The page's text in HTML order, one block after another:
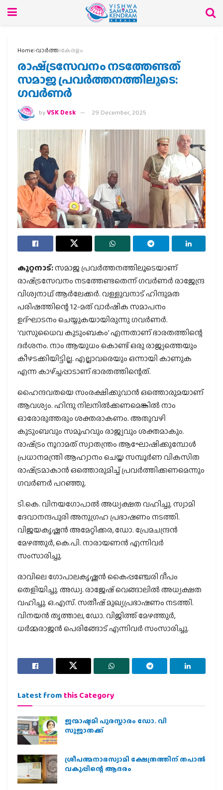
Home വാര്‍ത്ത കേരളം
രാഷ്‌ട്രസേവനം നടത്തേണ്ടത്
സമാജ പ്രവര്‍ത്തനത്തിലൂടെ:
ഗവര്‍ണര്‍
byVSK Desk 29 December, 2025
കൂറ്റനാട്:സമാജ പ്രവര്‍ത്തനത്തിലൂടെയാണ്
രാഷ്‌ട്രസേവനം നടത്തേണ്ടതെന്ന് ഗവര്‍ണര്‍ രാജേന്ദ്ര
വിശ്വനാഥ് ആര്‍ലേക്കര്‍. വള്ളുവനാട് ഹിന്ദുമത
പരിഷത്തിന്റെ 12-മത് വാര്‍ഷിക സമാപനം
ഉദ്ഘാടനം ചെയ്യുകയായിരുന്നു ഗവര്‍ണര്‍.
‘വസുധൈവ കുടുംബകം’ എന്നതാണ് ഭാരതത്തിന്റെ
ദര്‍ശനം. നാം ആയുധം കൊണ്ട് ഒരു രാജ്യത്തെയും
കീഴടക്കിയിട്ടില്ല. എല്ലാവരെയും ഒന്നായി കാണുക
എന്ന കാഴ്‌ച്ചപ്പാടാണ് ഭാരതത്തിന്റെത്.
ഹൈന്ദവതയെ സംരക്ഷിക്കുവാന്‍ ഒത്തൊരുമയാണ്
ആവശ്യം. ഹിന്ദു നിലനില്‍ക്കണമെങ്കില്‍ നാം
ഓരോരുത്തരും ശക്തരാകണം. അതുവഴി
കുടുംബവും സമൂഹവും രാജ്യവും ശക്തമാകും.
രാഷ്‌ട്രം നൂറാമത് സ്വാതന്ത്രം ആഘോഷിക്കുമ്പോള്‍
പ്രധാനമന്ത്രി ആഹ്വാനം ചെയ്ത സമ്പൂര്‍ണ വികസിത
രാഷ്‌ട്രമാകാന്‍ ഒത്തൊരുമിച്ച് പ്രവര്‍ത്തിക്കണമെന്നും
ഗവര്‍ണര്‍ പറഞ്ഞു.
ടി.കെ. വിനയഗോപാല്‍ അധ്യക്ഷത വഹിച്ചു. സ്വാമി
ദേവാനന്ദപുരി അനുഗ്രഹ പ്രഭാഷണം നടത്തി.
വിജയകൃഷ്ണന്‍ അമേറ്റിക്കര, ഡോ. പ്രേമചന്ദ്രന്‍
മേഴത്തുര്‍, കെ.പി. നാരായണന്‍ എന്നിവര്‍
സംസാരിച്ചു.
രാവിലെ ഗോപാലകൃഷ്ണന്‍ കൈപ്പഞ്ചേരി ദീപം
തെളിയിച്ചു. അഡ്വ. രാജേഷ് വെങ്ങാലില്‍ അധ്യക്ഷത
വഹിച്ചു. ഒ.എസ്. സതീഷ് മുഖ്യപ്രഭാഷണം നടത്തി.
വിനയന്‍ തൃത്താല, ഡോ. വിജിത്ത് മേഴത്തുര്‍,
ധര്‍മ്മരാജന്‍ പെരിങ്ങോട് എന്നിവര്‍ സംസാരിച്ചു.
Latest from this Category
ജന്മാഷ്ടമി പുരസ്കാരം ഡോ. വി
സുജാതക്ക്
ശ്രീപത്മനാഭസ്വാമി ക്ഷേത്രത്തിന് തപാൽ
വകുപ്പിന്റെ ആദരം